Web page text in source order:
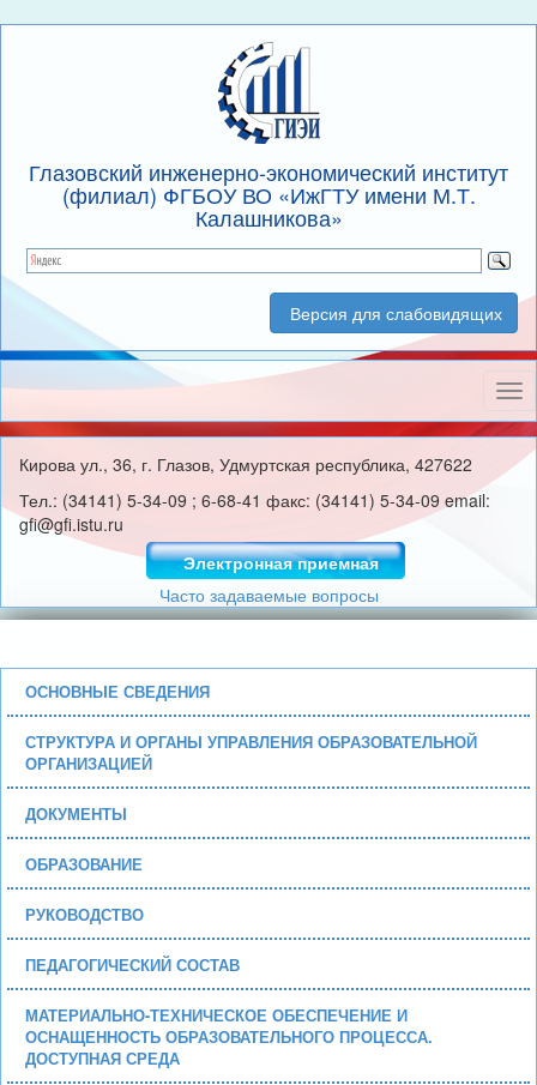
Глазовский инженерно-экономический институт
(филиал) ФГБОУ ВО «ИжГТУ имени М.Т.
Калашникова»
Версия для слабовидящих
Кирова ул., 36, г. Глазов, Удмуртская республика, 427622
Тел.: (34141) 5-34-09 ; 6-68-41 факс: (34141) 5-34-09 email:
gfi@gfi.istu.ru
Электронная приемная
Часто задаваемые вопросы
ОСНОВНЫЕ СВЕДЕНИЯ
СТРУКТУРА И ОРГАНЫ УПРАВЛЕНИЯ ОБРАЗОВАТЕЛЬНОЙ
ОРГАНИЗАЦИЕЙ
ДОКУМЕНТЫ
ОБРАЗОВАНИЕ
РУКОВОДСТВО
ПЕДАГОГИЧЕСКИЙ СОСТАВ
МАТЕРИАЛЬНО-ТЕХНИЧЕСКОЕ ОБЕСПЕЧЕНИЕ И
ОСНАЩЕННОСТЬ ОБРАЗОВАТЕЛЬНОГО ПРОЦЕССА.
ДОСТУПНАЯ СРЕДА